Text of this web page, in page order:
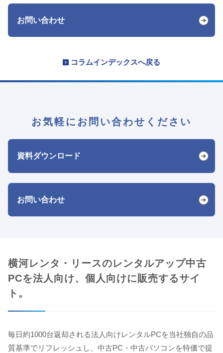
お問い合わせ
コラムインデックスへ戻る
お気軽にお問い合わせください
資料ダウンロード
お問い合わせ
横河レンタ・リースのレンタルアップ中古
PCを法人向け、個人向けに販売するサイ
ト。
毎日約1000台返却される法人向けレンタルPCを当社独自の品
質基準でリフレッシュし、中古PC・中古パソコンを特価で提